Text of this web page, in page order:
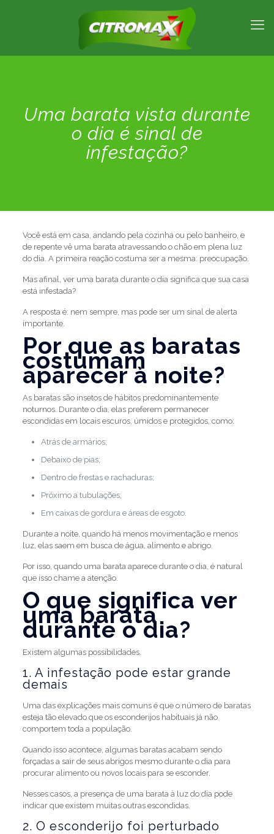
Uma barata vista durante
o dia é sinal de
infestação?
Você está em casa, andando pela cozinha ou pelo banheiro, e
de repente vê uma barata atravessando o chão em plena luz
do dia. A primeira reação costuma ser a mesma: preocupação.
Mas afinal, ver uma barata durante o dia significa que sua casa
está infestada?
A resposta é: nem sempre, mas pode ser um sinal de alerta
importante.
Por que as baratas
costumam
aparecer à noite?
As baratas são insetos de hábitos predominantemente
noturnos. Durante o dia, elas preferem permanecer
escondidas em locais escuros, úmidos e protegidos, como:
Atrás de armários;
Debaixo de pias;
Dentro de frestas e rachaduras;
Próximo a tubulações;
Em caixas de gordura e áreas de esgoto.
Durante a noite, quando há menos movimentação e menos
luz, elas saem em busca de água, alimento e abrigo.
Por isso, quando uma barata aparece durante o dia, é natural
que isso chame a atenção.
O que significa ver
uma barata
durante o dia?
Existem algumas possibilidades.
1. A infestação pode estar grande
demais
Uma das explicações mais comuns é que o número de baratas
esteja tão elevado que os esconderijos habituais já não
comportem toda a população.
Quando isso acontece, algumas baratas acabam sendo
forçadas a sair de seus abrigos mesmo durante o dia para
procurar alimento ou novos locais para se esconder.
Nesses casos, a presença de uma barata à luz do dia pode
indicar que existem muitas outras escondidas.
2. O esconderijo foi perturbado